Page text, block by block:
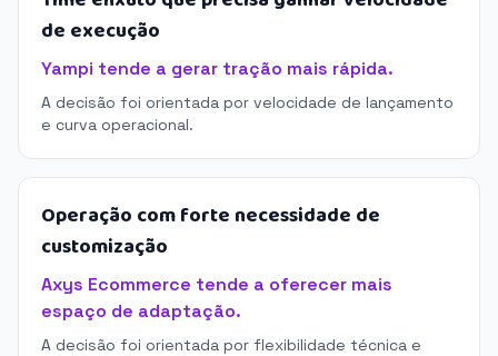
de execução
Yampi tende a gerar tração mais rápida.
A decisão foi orientada por velocidade de lançamento
e curva operacional.
Operação com forte necessidade de
customização
Axys Ecommerce tende a oferecer mais
espaço de adaptação.
A decisão foi orientada por flexibilidade técnica e